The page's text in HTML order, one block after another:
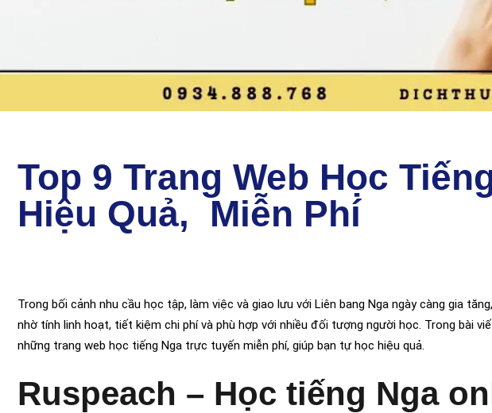
Top 9 Trang Web Học
Hiệu Quả, Miễn Phí
Trong bối cảnh nhu cầu học tập, làm việc và giao lưu với Liên bang Nga ngày càng gia tăng,
nhờ tính linh hoạt, tiết kiệm chi phí và phù hợp với nhiều đối tượng người học. Trong bài
những trang web học tiếng Nga trực tuyến miễn phí, giúp bạn tự học hiệu quả.
Ruspeach – Học tiếng Nga